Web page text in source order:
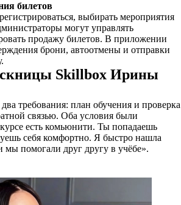
билетов
выбирать мероприятия
могут управлять
продажу билетов. В приложении
брони, автоотмены и отправки
Skillbox Ирины
требования: план обучения и проверка
связью. Оба условия были
есть комьюнити. Ты попадаешь
себя комфортно. Я быстро нашла
помогали друг другу в учёбе».